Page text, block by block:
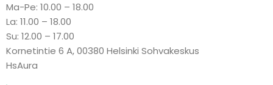
Ma-Pe: 10.00 – 18.00
La: 11.00 – 18.00
Su: 12.00 – 17.00
Kornetintie 6 A, 00380 Helsinki Sohvakeskus
HsAura